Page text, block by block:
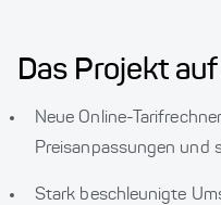
Das Projekt
Neue Online-
Preisanpassungen und
Stark beschleunigte